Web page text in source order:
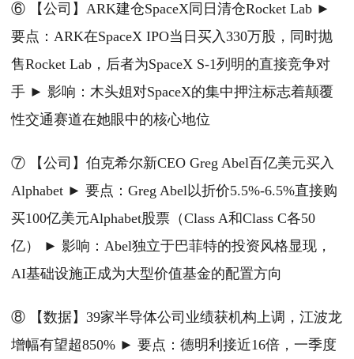
⑥ 【公司】ARK建仓SpaceX同日清仓Rocket Lab ►
要点：ARK在SpaceX IPO当日买入330万股，同时抛
售Rocket Lab，后者为SpaceX S-1列明的直接竞争对
手 ► 影响：木头姐对SpaceX的集中押注标志着颠覆
性交通赛道在她眼中的核心地位
⑦ 【公司】伯克希尔新CEO Greg Abel百亿美元买入
Alphabet ► 要点：Greg Abel以折价5.5%-6.5%直接购
买100亿美元Alphabet股票（Class A和Class C各50
亿） ► 影响：Abel独立于巴菲特的投资风格显现，
AI基础设施正成为大型价值基金的配置方向
⑧ 【数据】39家半导体公司业绩获机构上调，江波龙
增幅有望超850% ► 要点：德明利接近16倍，一季度